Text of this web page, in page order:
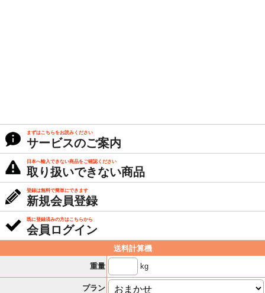
まずはこちらをお読みください
サービスのご案内
日本へ輸入できない商品をご確認ください
取り扱いできない商品
登録は無料で簡単にできます
新規会員登録
既に登録済みの方はこちらから
会員ログイン
送料計算機
重量
kg
プラン